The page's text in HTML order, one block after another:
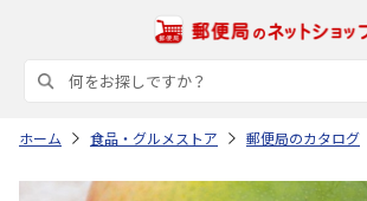
ホーム 食品・グルメストア 郵便局のカタログ